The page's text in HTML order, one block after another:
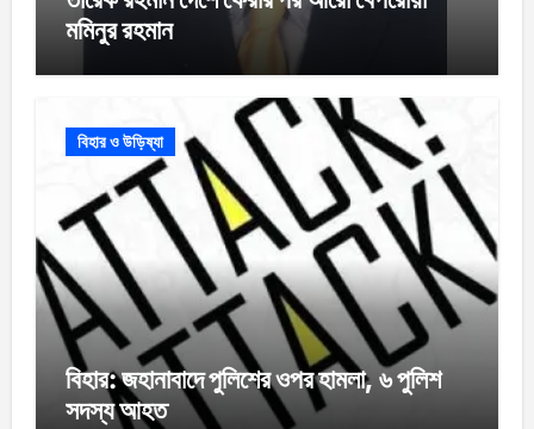
মমিনুর রহমান
বিহার ও উড়িষ্যা
বিহার: জহানাবাদে পুলিশের ওপর হামলা, ৬ পুলিশ
সদস্য আহত